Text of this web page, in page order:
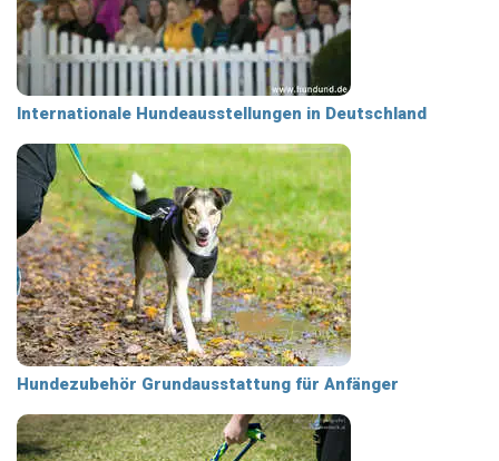
Internationale Hundeausstellungen in Deutschland
Hundezubehör Grundausstattung für Anfänger